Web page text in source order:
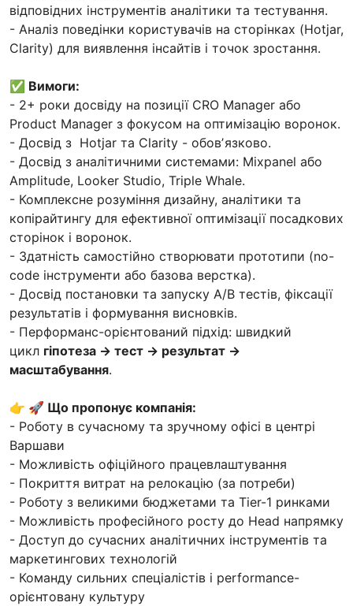
відповідних інструментів аналітики та тестування.
- Аналіз поведінки користувачів на сторінках (Hotjar,
Clarity) для виявлення інсайтів і точок зростання.
✅ Вимоги:
- 2+ роки досвіду на позиції CRO Manager або
Product Manager з фокусом на оптимізацію воронок.
- Досвід з Hotjar та Clarity - обовʼязково.
- Досвід з аналітичними системами: Mixpanel або
Amplitude, Looker Studio, Triple Whale.
- Комплексне розуміння дизайну, аналітики та
копірайтингу для ефективної оптимізації посадкових
сторінок і воронок.
- Здатність самостійно створювати прототипи (no-
code інструменти або базова верстка).
- Досвід постановки та запуску A/B тестів, фіксації
результатів і формування висновків.
- Перформанс-орієнтований підхід: швидкий
цикл гіпотеза → тест → результат →
масштабування.
👉 🚀 Що пропонує компанія:
- Роботу в сучасному та зручному офісі в центрі
Варшави
- Можливість офіційного працевлаштування
- Покриття витрат на релокацію (за потреби)
- Роботу з великими бюджетами та Tier-1 ринками
- Можливість професійного росту до Head напрямку
- Доступ до сучасних аналітичних інструментів та
маркетингових технологій
- Команду сильних спеціалістів і performance-
орієнтовану культуру